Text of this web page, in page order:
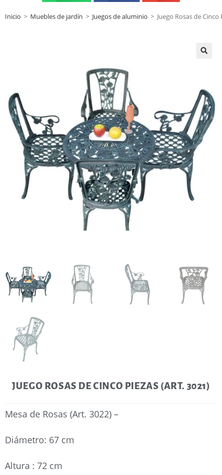
Inicio > Muebles de jardín > Juegos de aluminio > Juego Rosas de Cinco
JUEGO ROSAS DE CINCO PIEZAS (ART. 3021)
Mesa de Rosas (Art. 3022) –
Diámetro: 67 cm
Altura : 72 cm